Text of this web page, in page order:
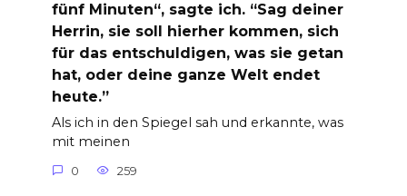
fünf Minuten“, sagte ich. “Sag deiner
Herrin, sie soll hierher kommen, sich
für das entschuldigen, was sie getan
hat, oder deine ganze Welt endet
heute.”
Als ich in den Spiegel sah und erkannte, was
mit meinen
0 259